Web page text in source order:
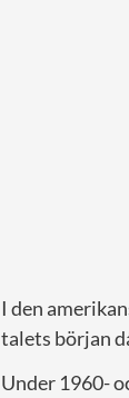
I den
talets början
Under 1960-